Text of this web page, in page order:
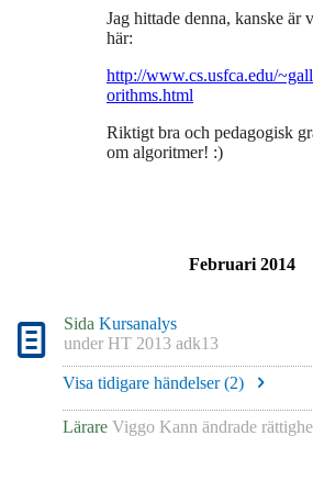
Jag hittade denna, kanske är
här:
http://www.cs.usfca.edu/
orithms.html
Riktigt bra och pedagogisk
om algoritmer! :)
Februari 2014
Sida Kursanalys
under HT 2013 adk13
Visa tidigare händelser (2)
Lärare Viggo Kann ändrade